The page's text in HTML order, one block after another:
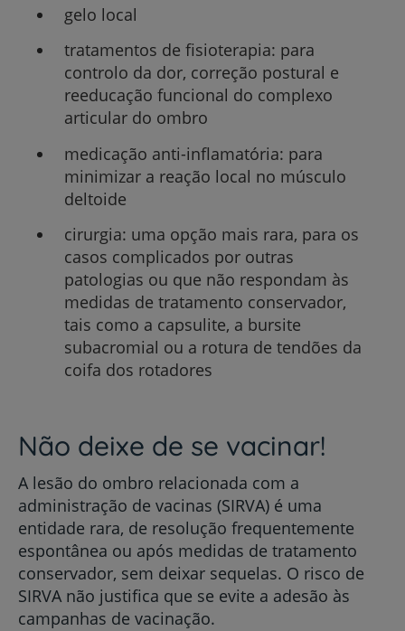
gelo local
tratamentos de fisioterapia: para
controlo da dor, correção postural e
reeducação funcional do complexo
articular do ombro
medicação anti-inflamatória: para
minimizar a reação local no músculo
deltoide
cirurgia: uma opção mais rara, para os
casos complicados por outras
patologias ou que não respondam às
medidas de tratamento conservador,
tais como a capsulite, a bursite
subacromial ou a rotura de tendões da
coifa dos rotadores
Não deixe de se vacinar!
A lesão do ombro relacionada com a
administração de vacinas (SIRVA) é uma
entidade rara, de resolução frequentemente
espontânea ou após medidas de tratamento
conservador, sem deixar sequelas. O risco de
SIRVA não justifica que se evite a adesão às
campanhas de vacinação.